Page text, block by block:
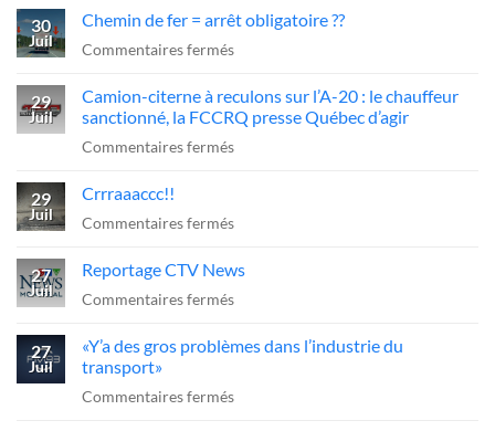
30
Juil
Chemin de fer = arrêt obligatoire ??
Commentaires ferméssur
de
fer
=
??
29
Juil
Camion-citerne à reculons sur l’A-20 : le chauffeur
sanctionné, la FCCRQ presse Québec d’agir
Commentaires ferméssur
à
sur
l’A-
:
chauffeur
29
Juil
Crrraaaccc!!
Commentaires ferméssur
27
Juil
Reportage CTV News
Commentaires ferméssur
CTV
27
Juil
«Y’a des gros problèmes dans l’industrie du
transport»
Commentaires ferméssur